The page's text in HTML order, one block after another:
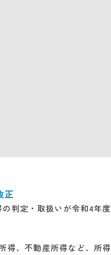
正
判定・取扱いが令和4年度
得、不動産所得など、所得